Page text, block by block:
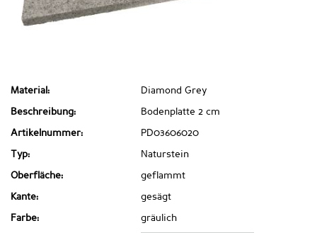
Material: Diamond Grey
Beschreibung: Bodenplatte 2 cm
Artikelnummer: PD03606020
Typ: Naturstein
Oberfläche: geflammt
Kante: gesägt
Farbe: gräulich